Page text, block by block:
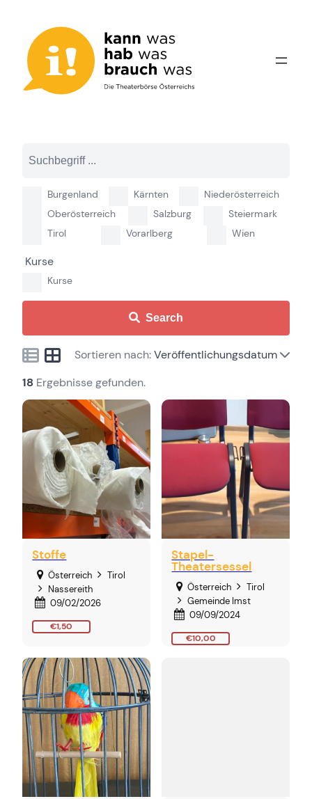
springen
Burgenland Kärnten
Niederösterreich
Oberösterreich
Salzburg
Steiermark
Tirol
Vorarlberg Wien
Kurse
Kurse
Search
Sortieren nach:Veröffentlichungsdatum
18 Ergebnisse gefunden.
Stoffe
Österreich
Tirol
Nassereith
09/02/2026
€1,50
Stapel-
Theatersessel
Österreich
Tirol
Gemeinde Imst
09/09/2024
€10,00